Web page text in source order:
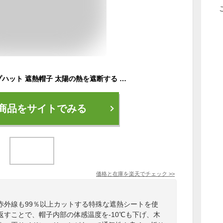
コカゲルエッジアップハット 遮熱帽子 太陽の熱を遮断する 帽子 レディース 日よけ 熱中症対策 涼しい帽子 近赤外線 UV カット 遮熱素材 折りたためる コンパクト 手洗い 通気性【メール便送料無料】コカゲル エッジアップハット
品をサイトでみる
価格と在庫を楽天でチェック >>
外線も99％以上カットする特殊な遮熱シートを使
すことで、帽子内部の体感温度を-10℃も下げ、木